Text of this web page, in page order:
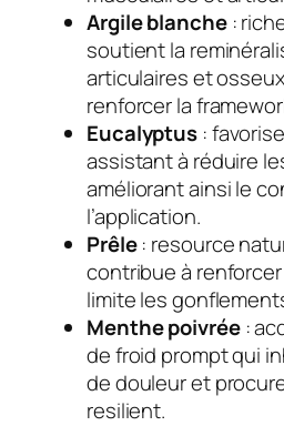
Argile blanche :
soutient la
articulaires et
renforcer la
Eucalyptus :
assistant à réduire
améliorant ainsi le
l’application.
Prêle: resource
contribue à
limite les
Menthe poivrée :
de froid prompt qui
de douleur et
resilient.